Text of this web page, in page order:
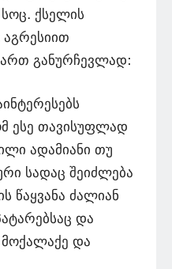
ქსელის
განურჩევლად:
ესე თავისუფლად
ადამიანი თუ
სადაც შეიძლება
წაყვანა ძალიან
და
და